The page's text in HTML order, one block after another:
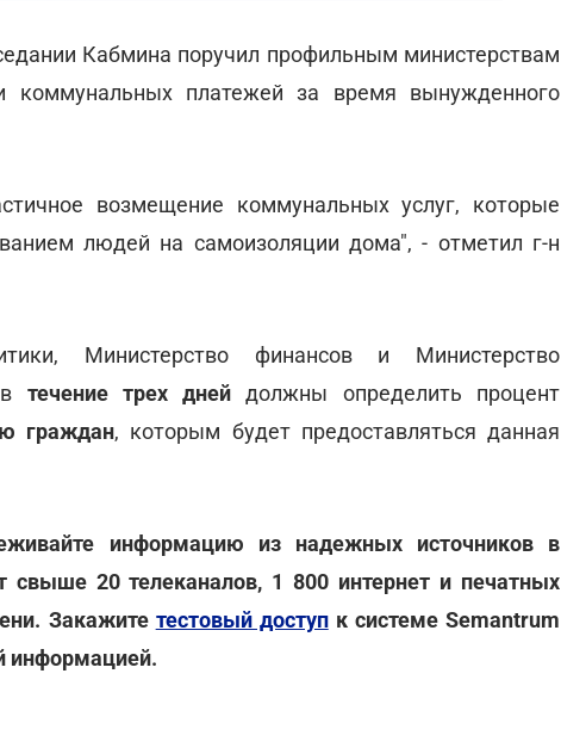
Кабмина поручил профильным министерствам
коммунальных платежей за время вынужденного
возмещение коммунальных услуг, которые
людей на самоизоляции дома", - отметил г-н
Министерство финансов и Министерство
течение трех дней должны определить процент
граждан, которым будет предоставляться данная
информацию из надежных источников в
свыше 20 телеканалов, 1 800 интернет и печатных
Закажите тестовый доступк системе Semantrum
информацией.